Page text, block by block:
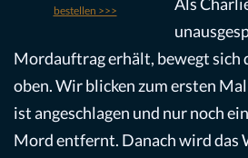
bestellen >>>
Als
Mordauftrag erhält, bewegt sich
oben. Wir blicken zum ersten
ist angeschlagen und nur noch
Mord entfernt. Danach wird das